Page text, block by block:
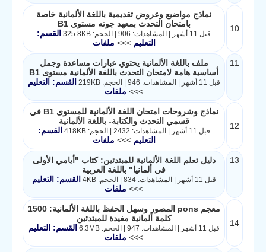
10
نماذج مواضيع وعروض تقديمية باللغة الألمانية خاصة
بامتحان التحدث بمعهد جوته مستوى B1
قبل 11 أشهر | المشاهدات: 906 | الحجم: 325.8KB
القسم:
التعليم>>> ملفات
11
ملف باللغة الألمانية يحتوي عبارات مساعدة وجمل
أساسية هامة لامتحان التحدث باللغة الألمانية مستوى B1
قبل 11 أشهر | المشاهدات: 946 | الحجم: 219KB
القسم: التعليم
>>> ملفات
12
نماذج وشروحات امتحان اللغة الألمانية للمستوى B1 في
قسمي التحدث والكتابة- باللغة الألمانية
قبل 11 أشهر | المشاهدات: 2432 | الحجم: 418KB
القسم:
التعليم>>> ملفات
13
دليل تعلم اللغة الألمانية للمبتدئين: كتاب "أيامي الأولى
في ألمانيا" باللغة العربية
قبل 11 أشهر | المشاهدات: 834 | الحجم: 4KB
القسم: التعليم
>>> ملفات
14
معجم pons المصور وسهل الحفظ باللغة الألمانية: 1500
كلمة ألمانية مفيدة للمبتدئين
قبل 11 أشهر | المشاهدات: 947 | الحجم: 6.3MB
القسم: التعليم
>>> ملفات